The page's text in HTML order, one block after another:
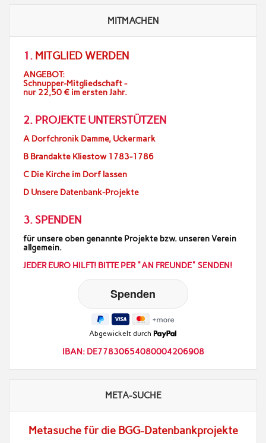
MITMACHEN
1. MITGLIED WERDEN
ANGEBOT:
Schnupper-Mitgliedschaft -
nur 22,50 € im ersten Jahr.
2. PROJEKTE UNTERSTÜTZEN
A Dorfchronik Damme, Uckermark
B Brandakte Kliestow 1783-1786
C Die Kirche im Dorf lassen
D Unsere Datenbank-Projekte
3. SPENDEN
für unsere oben genannte Projekte bzw. unseren Verein
allgemein.
JEDER EURO HILFT! BITTE PER "AN FREUNDE" SENDEN!
Abgewickelt durch
IBAN: DE77830654080004206908
META-SUCHE
Metasuche für die BGG-Datenbankprojekte